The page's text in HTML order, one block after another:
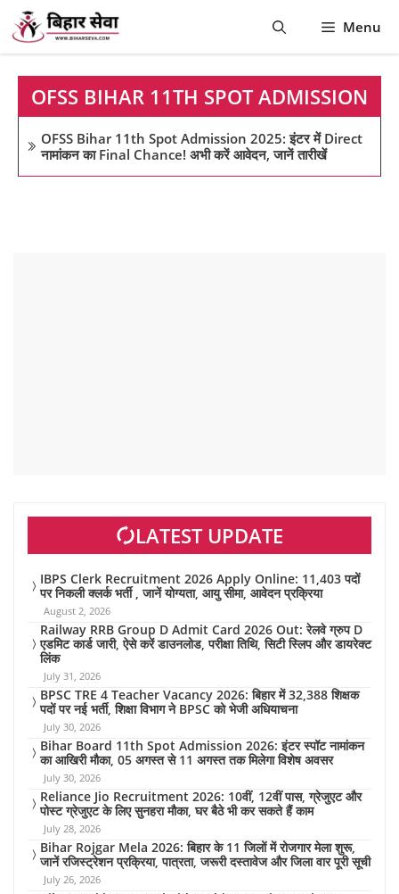
Skip
content
Menu
OFSS BIHAR 11TH SPOT ADMISSION
OFSS Bihar 11th Spot Admission 2025: इंटर में Direct
नामांकन का Final Chance! अभी करें आवेदन, जानें तारीखें
LATEST UPDATE
IBPS Clerk Recruitment 2026 Apply Online: 11,403 पदों
पर निकली क्लर्क भर्ती , जानें योग्यता, आयु सीमा, आवेदन प्रक्रिया
August 2, 2026
Railway RRB Group D Admit Card 2026 Out: रेलवे ग्रुप D
एडमिट कार्ड जारी, ऐसे करें डाउनलोड, परीक्षा तिथि, सिटी स्लिप और डायरेक्ट
लिंक
July 31, 2026
BPSC TRE 4 Teacher Vacancy 2026: बिहार में 32,388 शिक्षक
पदों पर नई भर्ती, शिक्षा विभाग ने BPSC को भेजी अधियाचना
July 30, 2026
Bihar Board 11th Spot Admission 2026: इंटर स्पॉट नामांकन
का आखिरी मौका, 05 अगस्त से 11 अगस्त तक मिलेगा विशेष अवसर
July 30, 2026
Reliance Jio Recruitment 2026: 10वीं, 12वीं पास, ग्रेजुएट और
पोस्ट ग्रेजुएट के लिए सुनहरा मौका, घर बैठे भी कर सकते हैं काम
July 28, 2026
Bihar Rojgar Mela 2026: बिहार के 11 जिलों में रोजगार मेला शुरू,
जानें रजिस्ट्रेशन प्रक्रिया, पात्रता, जरूरी दस्तावेज और जिला वार पूरी सूची
July 26, 2026